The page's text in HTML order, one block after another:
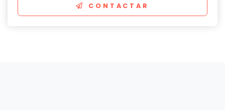
CONTACTAR